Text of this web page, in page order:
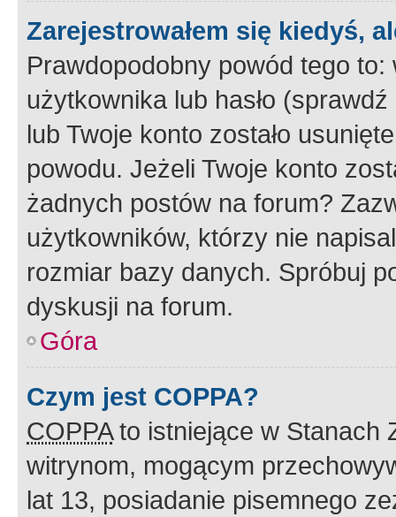
Zarejestrowałem się kiedyś,
Prawdopodobny powód tego to:
użytkownika lub hasło
lub Twoje konto zostało
powodu. Jeżeli Twoje konto
żadnych postów na forum?
użytkowników, którzy nie
rozmiar bazy danych. Spróbuj
dyskusji na forum.
Góra
Czym jest COPPA?
COPPAto istniejące w Stanach
witrynom, mogącym
lat 13, posiadanie pisemnego